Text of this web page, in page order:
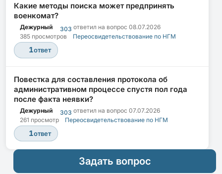
Какие методы поиска может предпринять
военкомат?
Дежурный 303 ответил на вопрос 08.07.2026
385 просмотров
Переосвидетельствование по НГМ
1ответ
Повестка для составления протокола об
административном процессе спустя пол года
после факта неявки?
Дежурный 303 ответил на вопрос 07.07.2026
261 просмотр
Переосвидетельствование по НГМ
1ответ
Задать вопрос